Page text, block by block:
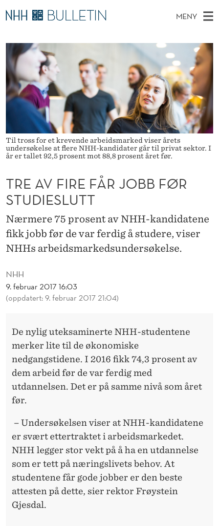
T
R
E
A
V
F
R
E
R
O
B
F
MENY
O
V
E
D
M
N
Y
Ø
E
T
T
S
T
E
Stipendiater og nye forskerprofiler
Disputaser
Ekspertutvalg
Om Bulletin
Til tross for et krevende arbeidsmarked viser årets
undersøkelse at flere NHH-kandidater går til privat sektor. I
år er tallet 92,5 prosent mot 88,8 prosent året før.
NHH
9. februar 2017 16:03
(oppdatert: 9. februar 2017 21:04)
TRE AV FIRE FÅR JOBB FØR
STUDIESLUTT
Nærmere 75 prosent av NHH-kandidatene
fikk jobb før de var ferdig å studere, viser
NHHs arbeidsmarkedsundersøkelse.
De nylig uteksaminerte NHH-studentene
merker lite til de økonomiske
nedgangstidene. I 2016 fikk 74,3 prosent av
dem arbeid før de var ferdig med
utdannelsen. Det er på samme nivå som året
før.
– Undersøkelsen viser at NHH-kandidatene
er svært ettertraktet i arbeidsmarkedet.
NHH legger stor vekt på å ha en utdannelse
som er tett på næringslivets behov. At
studentene får gode jobber er den beste
attesten på dette, sier rektor Frøystein
Gjesdal.